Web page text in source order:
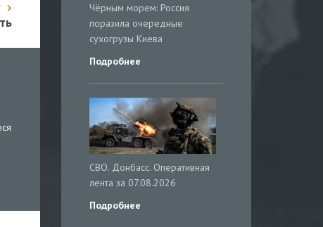
Чёрным морем: Россия
поразила очередные
сухогрузы Киева
Подробнее
СВО. Донбасс. Оперативная
лента за 07.08.2026
Подробнее